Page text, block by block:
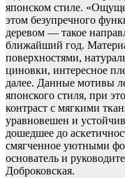
японском стиле.
этом безупречного
деревом — такое
ближайший год.
поверхностями,
циновки, интересное
далее. Данные мотивы
японского стиля, при
контраст с мягкими
уравновешен и
дошедшее до
смягченное уютными
основатель и
Доброковская.